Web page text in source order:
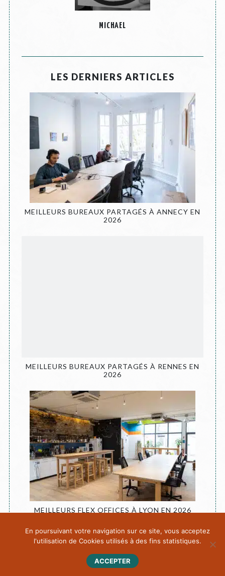
MICHAEL
LES DERNIERS ARTICLES
MEILLEURS BUREAUX PARTAGÉS À ANNECY EN
2026
MEILLEURS BUREAUX PARTAGÉS À RENNES EN
2026
MEILLEURS FLEX OFFICES À LYON EN 2026
En poursuivant votre navigation sur ce site, vous acceptez
l'utilisation de Cookies utilisés à des fins statistiques.
ACCEPTER